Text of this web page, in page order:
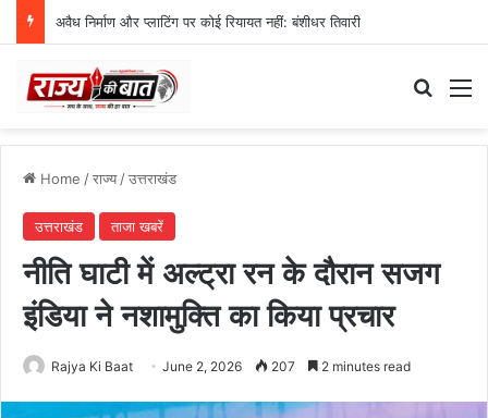
अवैध निर्माण और प्लाटिंग पर कोई रियायत नहीं: बंशीधर तिवारी
Home /राज्य/उत्तराखंड
उत्तराखंड ताजा खबरें
नीति घाटी में अल्ट्रा रन के दौरान सजग
इंडिया ने नशामुक्ति का किया प्रचार
Rajya Ki Baat June 2, 2026 207 2 minutes read